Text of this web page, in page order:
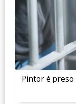
Pintor é preso